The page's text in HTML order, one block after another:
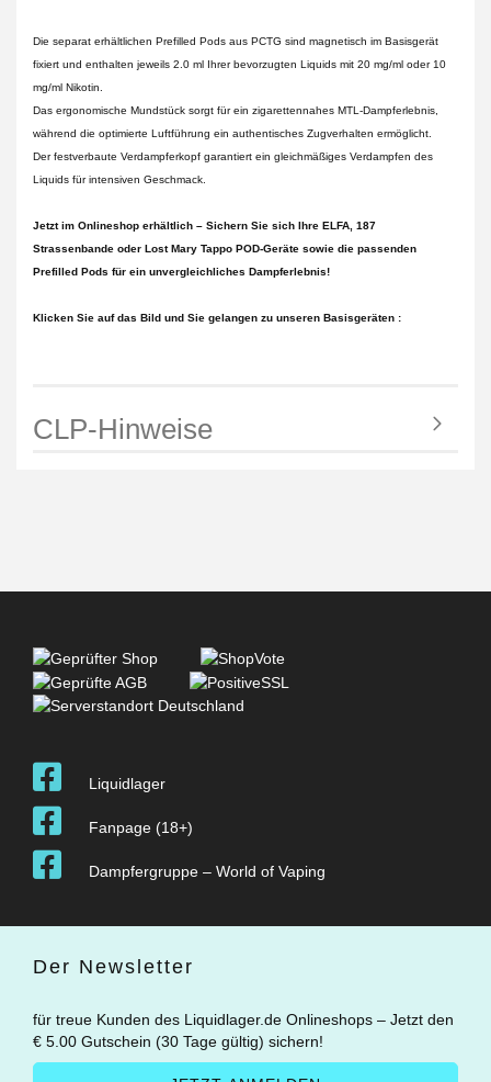
Die separat erhältlichen Prefilled Pods aus PCTG sind magnetisch im Basisgerät
fixiert und enthalten jeweils 2.0 ml Ihrer bevorzugten Liquids mit 20 mg/ml oder 10
mg/ml Nikotin.
Das ergonomische Mundstück sorgt für ein zigarettennahes MTL-Dampferlebnis,
während die optimierte Luftführung ein authentisches Zugverhalten ermöglicht.
Der festverbaute Verdampferkopf garantiert ein gleichmäßiges Verdampfen des
Liquids für intensiven Geschmack.
Jetzt im Onlineshop erhältlich – Sichern Sie sich Ihre ELFA, 187
Strassenbande oder Lost Mary Tappo POD-Geräte sowie die passenden
Prefilled Pods für ein unvergleichliches Dampferlebnis!
Klicken Sie auf das Bild und Sie gelangen zu unseren Basisgeräten :
CLP-Hinweise
Liquidlager
Fanpage (18+)
Dampfergruppe – World of Vaping
Der Newsletter
für treue Kunden des Liquidlager.de Onlineshops – Jetzt den
€ 5.00 Gutschein (30 Tage gültig) sichern!